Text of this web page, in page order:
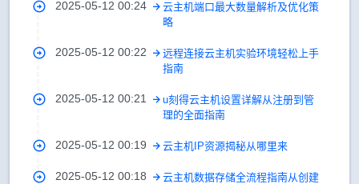
2025-05-12 00:24
云主机端口最大数量解析及优化策
略
2025-05-12 00:22
远程连接云主机实验环境轻松上手
指南
2025-05-12 00:21
u刻得云主机设置详解从注册到管
理的全面指南
2025-05-12 00:19 云主机IP资源揭秘从哪里来
2025-05-12 00:18
云主机数据存储全流程指南从创建